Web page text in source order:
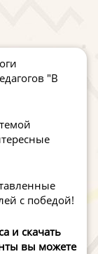
"В
с победой!
и скачать
вы можете